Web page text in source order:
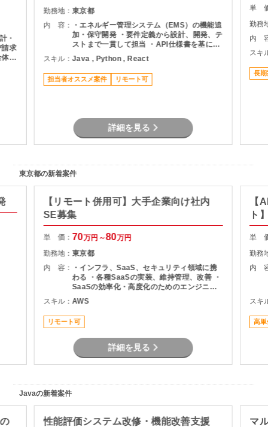
・
請求
の
勤務地：東京都
内 容：
・エネルギー管理システム（EMS）の機能追
加・保守開発 ・要件定義から設計、開発、テ
ストまで一貫して担当 ・API仕様書を基にし
たDB設計・ロジック設計 ・設計書作成およ
び各種レビュー対応 ・プロジェクト管理支援
（進捗・課題管理、関係者調整） ・品質管理
および開発推進
スキル：Java , Python , React
担当者オススメ案件 リモート可
詳細を見る
単
勤務
内
スキ
長期
東京都の新着案件
【リモート併用可】大手企業向け社内
SE募集
単 価： 70万円～80万円
勤務地：東京都
内 容：
・インフラ、SaaS、セキュリティ領域に携
わる ・各種SaaSの実装、維持管理、改善 ・
SaaSの効率化・高度化のためのエンジニア
リング ・SaaSのシステム課題・障害に対す
る対策の計画と実装 ・社内NWやオンプレサ
ーバの運用保守 ・拠点のネットワーク配備担
当
スキル：AWS
リモート可
詳細を見る
【
ト
単
勤務
内
スキ
高単
Javaの新着案件
性能評価システム改修・機能改善支援
マ